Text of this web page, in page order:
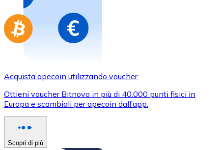
Vai al negozio di carte regalo
Acquista apecoin utilizzando voucher
Ottieni voucher Bitnovo in più di 40.000 punti fisici in
Europa e scambiali per apecoin dall’app.
Scopri di più